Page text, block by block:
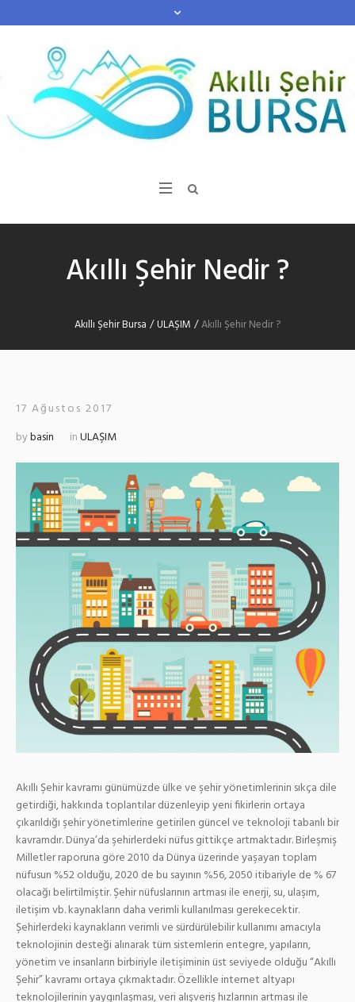
Akıllı Şehir Nedir ?
Akıllı Şehir Bursa /ULAŞIM /Akıllı Şehir Nedir ?
17 Ağustos 2017
bybasin inULAŞIM
Akıllı Şehir kavramı günümüzde ülke ve şehir yönetimlerinin sıkça dile
getirdiği, hakkında toplantılar düzenleyip yeni fikirlerin ortaya
çıkarıldığı şehir yönetimlerine getirilen güncel ve teknoloji tabanlı bir
kavramdır. Dünya’da şehirlerdeki nüfus gittikçe artmaktadır. Birleşmiş
Milletler raporuna göre 2010 da Dünya üzerinde yaşayan toplam
nüfusun %52 olduğu, 2020 de bu sayının %56, 2050 itibariyle de % 67
olacağı belirtilmiştir. Şehir nüfuslarının artması ile enerji, su, ulaşım,
iletişim vb. kaynakların daha verimli kullanılması gerekecektir.
Şehirlerdeki kaynakların verimli ve sürdürülebilir kullanımı amacıyla
teknolojinin desteği alınarak tüm sistemlerin entegre, yapıların,
yönetim ve insanların birbiriyle iletişiminin üst seviyede olduğu “Akıllı
Şehir” kavramı ortaya çıkmaktadır. Özellikle internet altyapı
teknolojilerinin yaygınlaşması, veri alışveriş hızlarının artması ile